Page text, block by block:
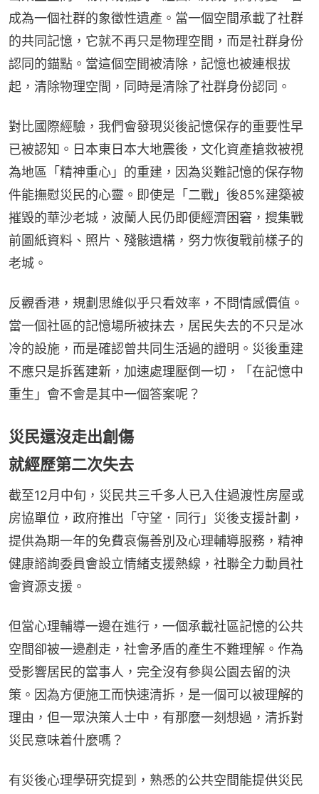
成為一個社群的象徵性遺產。當一個空間承載了社群
的共同記憶，它就不再只是物理空間，而是社群身份
認同的錨點。當這個空間被清除，記憶也被連根拔
起，清除物理空間，同時是清除了社群身份認同。
對比國際經驗，我們會發現災後記憶保存的重要性早
已被認知。日本東日本大地震後，文化資產搶救被視
為地區「精神重心」的重建，因為災難記憶的保存物
件能撫慰災民的心靈。即使是「二戰」後85%建築被
摧毀的華沙老城，波蘭人民仍即便經濟困窘，搜集戰
前圖紙資料、照片、殘骸遺構，努力恢復戰前樣子的
老城。
反觀香港，規劃思維似乎只看效率，不問情感價值。
當一個社區的記憶場所被抹去，居民失去的不只是冰
冷的設施，而是確認曾共同生活過的證明。災後重建
不應只是拆舊建新，加速處理壓倒一切，「在記憶中
重生」會不會是其中一個答案呢？
災民還沒走出創傷
就經歷第二次失去
截至12月中旬，災民共三千多人已入住過渡性房屋或
房協單位，政府推出「守望．同行」災後支援計劃，
提供為期一年的免費哀傷善別及心理輔導服務，精神
健康諮詢委員會設立情緒支援熱線，社聯全力動員社
會資源支援。
但當心理輔導一邊在進行，一個承載社區記憶的公共
空間卻被一邊剷走，社會矛盾的產生不難理解。作為
受影響居民的當事人，完全沒有參與公園去留的決
策。因為方便施工而快速清拆，是一個可以被理解的
理由，但一眾決策人士中，有那麼一刻想過，清拆對
災民意味着什麼嗎？
有災後心理學研究提到，熟悉的公共空間能提供災民